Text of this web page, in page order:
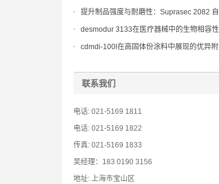
起发，结构均匀细密
提升制品强度与耐磨性：Suprasec 2082 自
结皮改性MDI 在汽车内饰和运动器材中的应
desmodur 3133在医疗器械中的生物相容性
mdi应用
cdmdi-100l在高固体份涂料中展现的优异附
联系我们
电话: 021-5169 1811
电话: 021-5169 1822
传真: 021-5169 1833
吴经理：183 0190 3156
地址: 上海市宝山区